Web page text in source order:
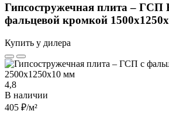
Гипсостружечная плита – ГСП
фальцевой кромкой
Купить у дилера
4,8
В наличии
405 ₽/м²